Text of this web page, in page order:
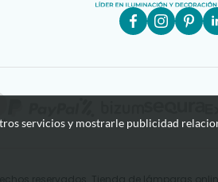
servicios y mostrarle publicidad